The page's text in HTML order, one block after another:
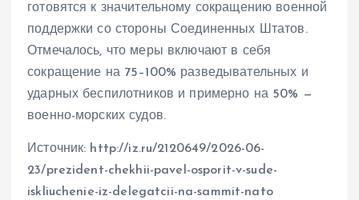
готовятся к значительному сокращению военной
поддержки со стороны Соединенных Штатов.
Отмечалось, что меры включают в себя
сокращение на 75–100% разведывательных и
ударных беспилотников и примерно на 50% —
военно-морских судов.
Источник: http://iz.ru/2120649/2026-06-
23/prezident-chekhii-pavel-osporit-v-sude-
iskliuchenie-iz-delegatcii-na-sammit-nato